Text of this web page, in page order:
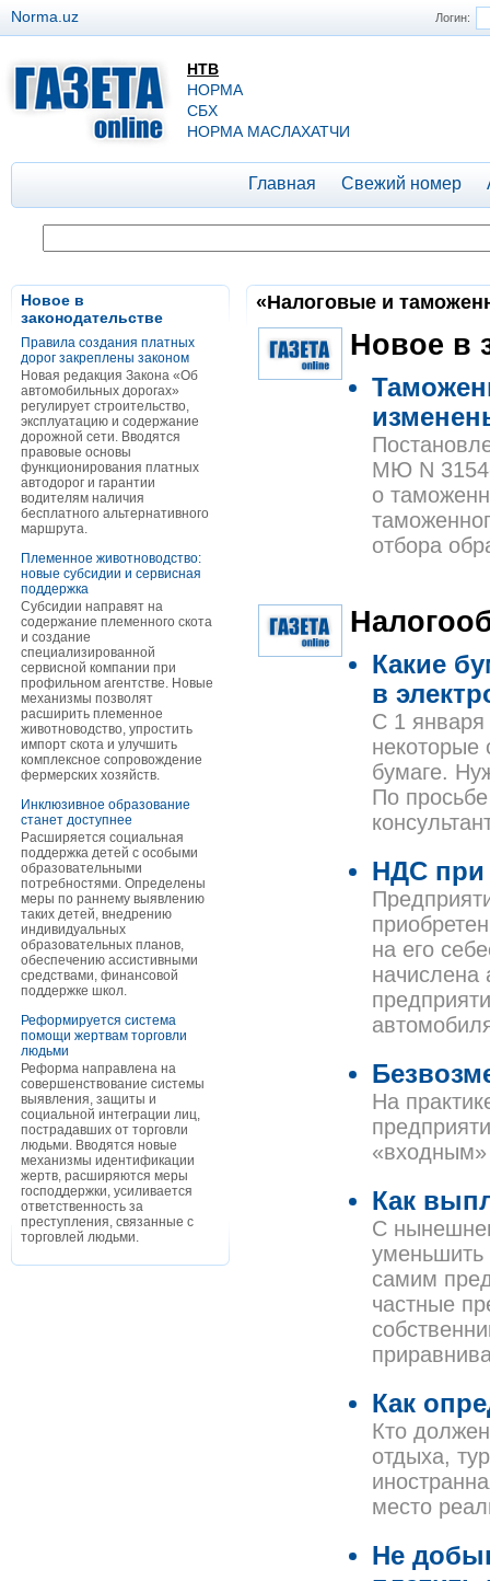
Логин:
Norma.uz
НТВ
НОРМА
СБХ
НОРМА МАСЛАХАТЧИ
Главная Свежий номер
Новое в
законодательстве
Правила создания платных
дорог закреплены законом
Новая редакция Закона «Об
автомобильных дорогах»
регулирует строительство,
эксплуатацию и содержание
дорожной сети. Вводятся
правовые основы
функционирования платных
автодорог и гарантии
водителям наличия
бесплатного альтернативного
маршрута.
Племенное животноводство:
новые субсидии и сервисная
поддержка
Субсидии направят на
содержание племенного скота
и создание
специализированной
сервисной компании при
профильном агентстве. Новые
механизмы позволят
расширить племенное
животноводство, упростить
импорт скота и улучшить
комплексное сопровождение
фермерских хозяйств.
Инклюзивное образование
станет доступнее
Расширяется социальная
поддержка детей с особыми
образовательными
потребностями. Определены
меры по раннему выявлению
таких детей, внедрению
индивидуальных
образовательных планов,
обеспечению ассистивными
средствами, финансовой
поддержке школ.
Реформируется система
помощи жертвам торговли
людьми
Реформа направлена на
совершенствование системы
выявления, защиты и
социальной интеграции лиц,
пострадавших от торговли
людьми. Вводятся новые
механизмы идентификации
жертв, расширяются меры
господдержки, усиливается
ответственность за
преступления, связанные с
торговлей людьми.
«Налоговые и
Новое в
МЮ N 3154-
о
отбора
Какие
в
C 1
бумаге.
По
НДС при
на его
начислена
На
«входным»
Как
С
уменьшить
самим
частные
Как
Кто
отдыха,
место
Не